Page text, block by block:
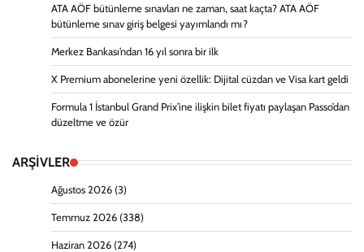
ATA AÖF bütünleme sınavları ne zaman, saat kaçta? ATA AÖF
bütünleme sınav giriş belgesi yayımlandı mı?
Merkez Bankası’ndan 16 yıl sonra bir ilk
X Premium abonelerine yeni özellik: Dijital cüzdan ve Visa kart geldi
Formula 1 İstanbul Grand Prix’ine ilişkin bilet fiyatı paylaşan Passo’dan
düzeltme ve özür
ARŞİVLER
Ağustos 2026 (3)
Temmuz 2026 (338)
Haziran 2026 (274)